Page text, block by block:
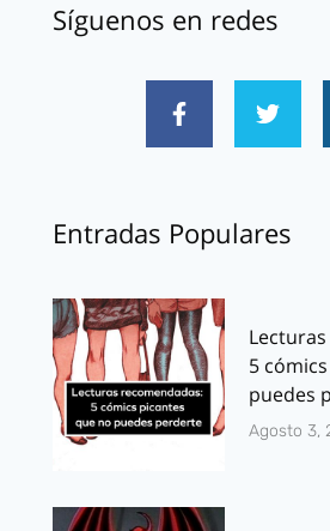
Síguenos en redes
Entradas Populares
5
puedes
Agosto 3,